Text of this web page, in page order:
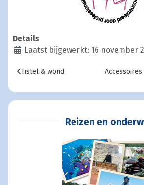
Details
Laatst bijgewerkt: 16 november
Vorig artikel: Fistel & wond
Fistel & wond Volgende
Reizen en